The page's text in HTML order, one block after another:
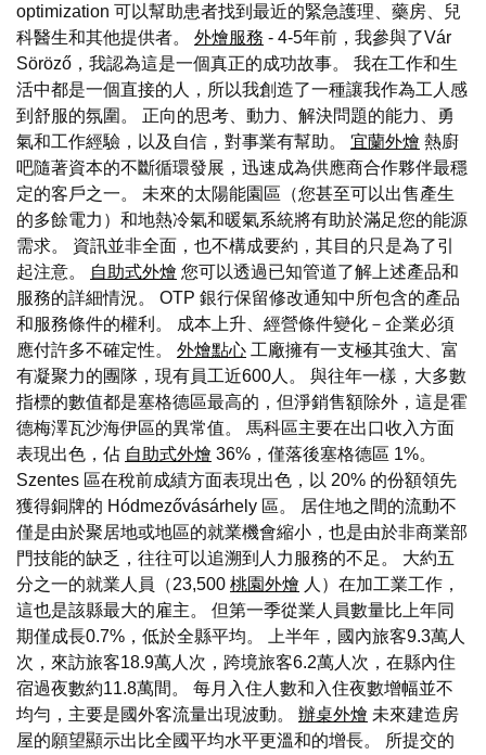
optimization 可以幫助患者找到最近的緊急護理、藥房、兒
科醫生和其他提供者。 外燴服務 - 4-5年前，我參與了Vár
Söröző，我認為這是一個真正的成功故事。 我在工作和生
活中都是一個直接的人，所以我創造了一種讓我作為工人感
到舒服的氛圍。 正向的思考、動力、解決問題的能力、勇
氣和工作經驗，以及自信，對事業有幫助。 宜蘭外燴 熱廚
吧隨著資本的不斷循環發展，迅速成為供應商合作夥伴最穩
定的客戶之一。 未來的太陽能園區（您甚至可以出售產生
的多餘電力）和地熱冷氣和暖氣系統將有助於滿足您的能源
需求。 資訊並非全面，也不構成要約，其目的只是為了引
起注意。
自助式外燴 您可以透過已知管道了解上述產品和
服務的詳細情況。 OTP 銀行保留修改通知中所包含的產品
和服務條件的權利。 成本上升、經營條件變化－企業必須
應付許多不確定性。 外燴點心 工廠擁有一支極其強大、富
有凝聚力的團隊，現有員工近600人。 與往年一樣，大多數
指標的數值都是塞格德區最高的，但淨銷售額除外，這是霍
德梅澤瓦沙海伊區的異常值。 馬科區主要在出口收入方面
表現出色，佔 自助式外燴 36%，僅落後塞格德區 1%。
Szentes 區在稅前成績方面表現出色，以 20% 的份額領先
獲得銅牌的 Hódmezővásárhely 區。 居住地之間的流動不
僅是由於聚居地或地區的就業機會縮小，也是由於非商業部
門技能的缺乏，往往可以追溯到人力服務的不足。 大約五
分之一的就業人員（23,500 桃園外燴 人）在加工業工作，
這也是該縣最大的雇主。 但第一季從業人員數量比上年同
期僅成長0.7%，低於全縣平均。 上半年，國內旅客9.3萬人
次，來訪旅客18.9萬人次，跨境旅客6.2萬人次，在縣內住
宿過夜數約11.8萬間。 每月入住人數和入住夜數增幅並不
均勻，主要是國外客流量出現波動。 辦桌外燴 未來建造房
屋的願望顯示出比全國平均水平更溫和的增長。 所提交的